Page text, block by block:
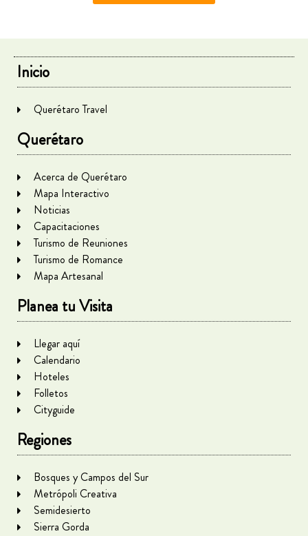
Inicio
Querétaro Travel
Querétaro
Acerca de Querétaro
Mapa Interactivo
Noticias
Capacitaciones
Turismo de Reuniones
Turismo de Romance
Mapa Artesanal
Planea tu Visita
Llegar aquí
Calendario
Hoteles
Folletos
Cityguide
Regiones
Bosques y Campos del Sur
Metrópoli Creativa
Semidesierto
Sierra Gorda